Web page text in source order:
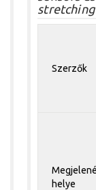
stretching
Szerzők
helye